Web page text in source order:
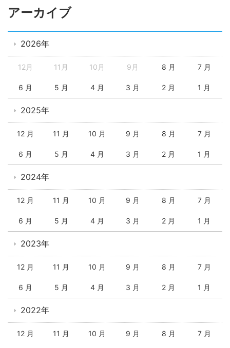
アーカイブ
2026年
12月 11月 10月 9月 8 月 7 月
6 月 5 月 4 月 3 月 2 月 1 月
2025年
12 月 11 月 10 月 9 月 8 月 7 月
6 月 5 月 4 月 3 月 2 月 1 月
2024年
12 月 11 月 10 月 9 月 8 月 7 月
6 月 5 月 4 月 3 月 2 月 1 月
2023年
12 月 11 月 10 月 9 月 8 月 7 月
6 月 5 月 4 月 3 月 2 月 1 月
2022年
12 月 11 月 10 月 9 月 8 月 7 月